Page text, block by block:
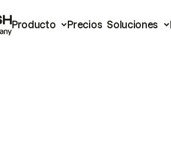
Producto Precios Soluciones